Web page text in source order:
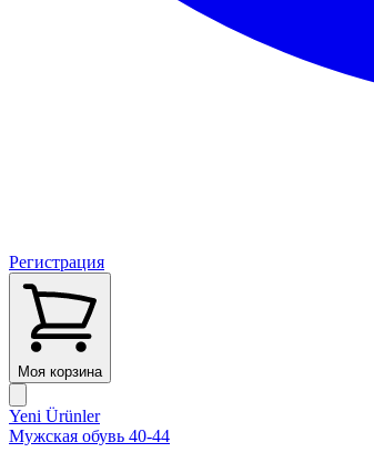
Регистрация
Моя корзина
Yeni Ürünler
Мужская обувь 40-44